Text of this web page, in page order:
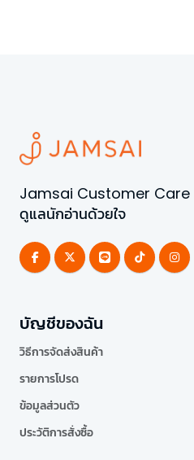
Jamsai Customer Care
ดูแลนักอ่านด้วยใจ
บัญชีของฉัน
วิธีการจัดส่งสินค้า
รายการโปรด
ข้อมูลส่วนตัว
ประวัติการสั่งซื้อ